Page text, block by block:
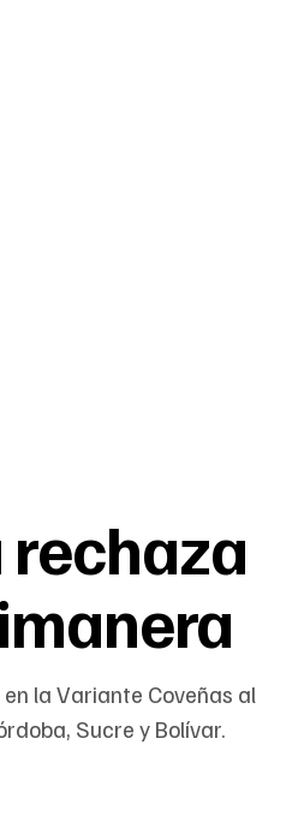
la Variante Coveñas al
Sucre y Bolívar.